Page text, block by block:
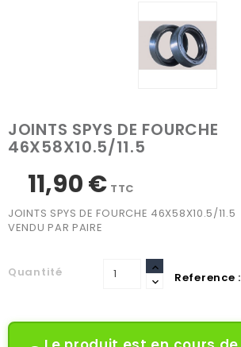
JOINTS SPYS DE FOURCHE
46X58X10.5/11.5
11,90 € TTC
JOINTS SPYS DE FOURCHE 46X58X10.5/11.5
VENDU PAR PAIRE
Quantité Reference :